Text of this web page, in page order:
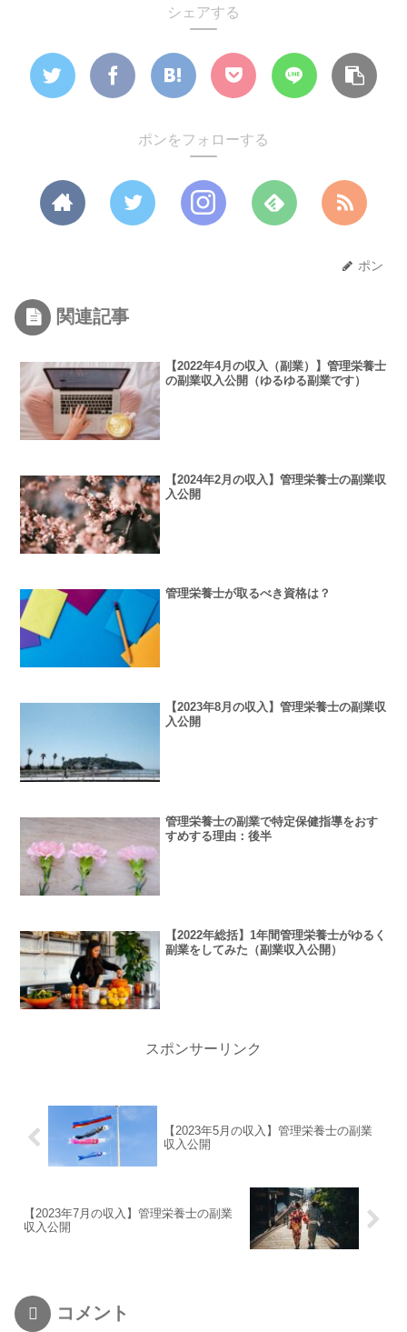
シェアする
ポンをフォローする
ポン
関連記事
【2022年4月の収入（副業）】管理栄養士
の副業収入公開（ゆるゆる副業です）
【2024年2月の収入】管理栄養士の副業収
入公開
管理栄養士が取るべき資格は？
【2023年8月の収入】管理栄養士の副業収
入公開
管理栄養士の副業で特定保健指導をおす
すめする理由：後半
【2022年総括】1年間管理栄養士がゆるく
副業をしてみた（副業収入公開）
スポンサーリンク
【2023年5月の収入】管理栄養士の副業
収入公開
【2023年7月の収入】管理栄養士の副業
収入公開
コメント